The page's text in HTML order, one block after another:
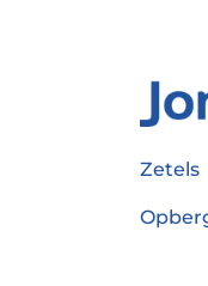
Zetels